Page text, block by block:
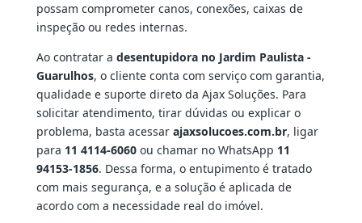
possam comprometer canos, conexões, caixas de
inspeção ou redes internas.
Ao contratar a desentupidora no Jardim Paulista -
Guarulhos, o cliente conta com serviço com garantia,
qualidade e suporte direto da Ajax Soluções. Para
solicitar atendimento, tirar dúvidas ou explicar o
problema, basta acessar ajaxsolucoes.com.br, ligar
para 11 4114-6060ou chamar no WhatsApp 11
94153-1856. Dessa forma, o entupimento é tratado
com mais segurança, e a solução é aplicada de
acordo com a necessidade real do imóvel.